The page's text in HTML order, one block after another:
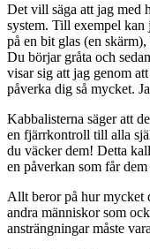
Det vill säga att jag med
system. Till exempel
på en bit glas (en
Du börjar gråta och
visar sig att jag genom
påverka dig så mycket.
Kabbalisterna säger att
en fjärrkontroll till alla
du väcker dem! Detta
en påverkan som får
Allt beror på hur mycket
andra människor som
ansträngningar måste